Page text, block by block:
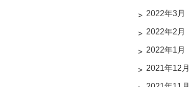
2022年3月
2022年2月
2022年1月
2021年12月